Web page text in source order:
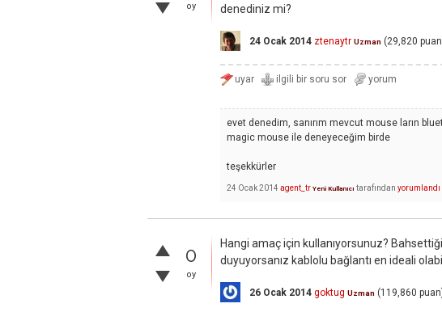
oy
denediniz mi?
24 Ocak 2014 ztenaytr Uzman (29,820
evet denedim, sanırım mevcut mouse ların
magic mouse ile deneyeceğim birde
teşekkürler
24 Ocak 2014 agent_tr Yeni Kullanıcı tarafından yorumlandı
0
oy
Hangi amaç için kullanıyorsunuz?
duyuyorsanız kablolu bağlantı en ideali
26 Ocak 2014 goktug Uzman (119,860